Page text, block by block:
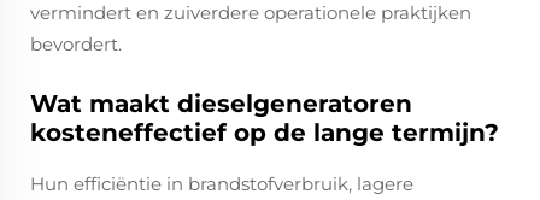
vermindert en zuiverdere operationele praktijken
bevordert.
Wat maakt dieselgeneratoren
kosteneffectief op de lange termijn?
Hun efficiëntie in brandstofverbruik, lagere